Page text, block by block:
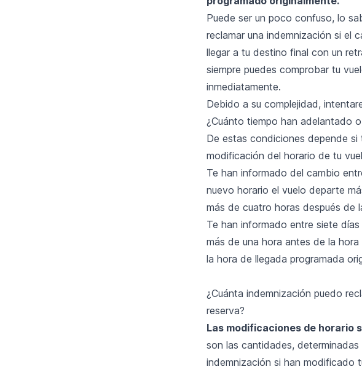
Puede ser un poco confuso, lo
reclamar una indemnización si el
llegar a tu destino final con un
siempre puedes comprobar tu
inmediatamente.
Debido a su complejidad,
¿Cuánto tiempo han adelantado
De estas condiciones depende
modificación del horario de tu
Te han informado del cambio
nuevo horario el vuelo departe
más de cuatro horas después de
Te han informado entre siete
más de una hora antes de la
la hora de llegada programada
¿Cuánta indemnización puedo
reserva?
Las modificaciones de horario
son las cantidades,
indemnización si han modificado